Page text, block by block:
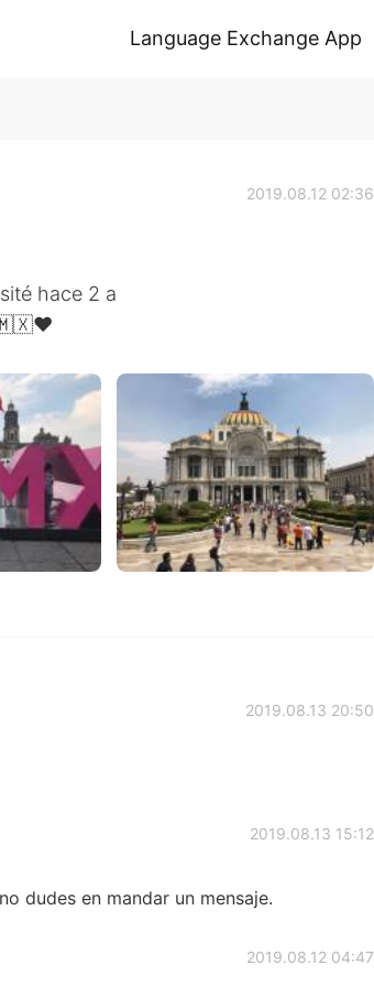
Language Exchange App
2019.08.12 02:36
hace 2 a
🇲🇽❤️
2019.08.13 20:50
2019.08.13 15:12
dudes en mandar un mensaje.
2019.08.12 04:47